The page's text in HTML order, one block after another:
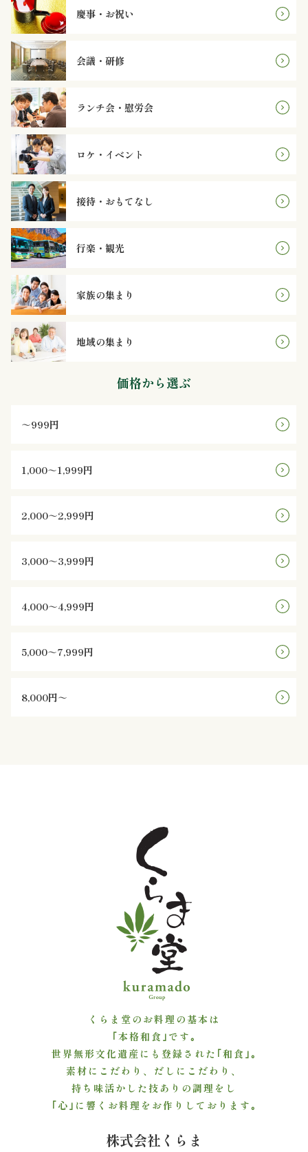
ョ
ン
近
江
牛・
肉
メ
イ
ン
鰻・
海
鮮
ン
近
と
菜
お
慶事・お祝い
会議・研修
ランチ会・慰労会
ロケ・イベント
接待・おもてなし
行楽・観光
家族の集まり
地域の集まり
価格から選ぶ
～999円
1,000～1,999円
2,000～2,999円
3,000～3,999円
4,000～4,999円
5,000～7,999円
8,000円～
くらま堂のお料理の基本は
｢本格和食｣です｡
世界無形文化遺産にも登録された｢和食｣｡
素材にこだわり、だしにこだわり、
持ち味活かした技ありの調理をし
｢心｣に響くお料理をお作りしております｡
株式会社くらま